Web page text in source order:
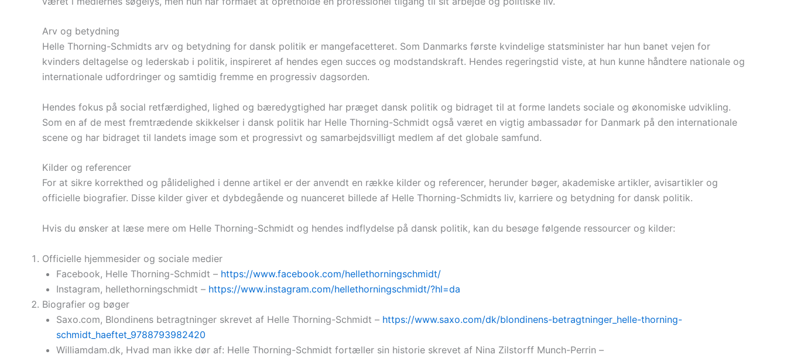
Arv og betydning
Helle Thorning-Schmidts arv og betydning for dansk politik er mangefacetteret. Som Danmarks første kvindelige statsminister har hun banet vejen for
kvinders deltagelse og lederskab i politik, inspireret af hendes egen succes og modstandskraft. Hendes regeringstid viste, at hun kunne håndtere nationale og
internationale udfordringer og samtidig fremme en progressiv dagsorden.
Hendes fokus på social retfærdighed, lighed og bæredygtighed har præget dansk politik og bidraget til at forme landets sociale og økonomiske udvikling.
Som en af de mest fremtrædende skikkelser i dansk politik har Helle Thorning-Schmidt også været en vigtig ambassadør for Danmark på den internationale
scene og har bidraget til landets image som et progressivt og samarbejdsvilligt medlem af det globale samfund.
Kilder og referencer
For at sikre korrekthed og pålidelighed i denne artikel er der anvendt en række kilder og referencer, herunder bøger, akademiske artikler, avisartikler og
officielle biografier. Disse kilder giver et dybdegående og nuanceret billede af Helle Thorning-Schmidts liv, karriere og betydning for dansk politik.
Hvis du ønsker at læse mere om Helle Thorning-Schmidt og hendes indflydelse på dansk politik, kan du besøge følgende ressourcer og kilder:
Officielle hjemmesider og sociale medier
Facebook, Helle Thorning-Schmidt – https://www.facebook.com/hellethorningschmidt/
Instagram, hellethorningschmidt – https://www.instagram.com/hellethorningschmidt/?hl=da
Biografier og bøger
Saxo.com, Blondinens betragtninger skrevet af Helle Thorning-Schmidt – https://www.saxo.com/dk/blondinens-betragtninger_helle-thorning-
schmidt_haeftet_9788793982420
Williamdam.dk, Hvad man ikke dør af: Helle Thorning-Schmidt fortæller sin historie skrevet af Nina Zilstorff Munch-Perrin –